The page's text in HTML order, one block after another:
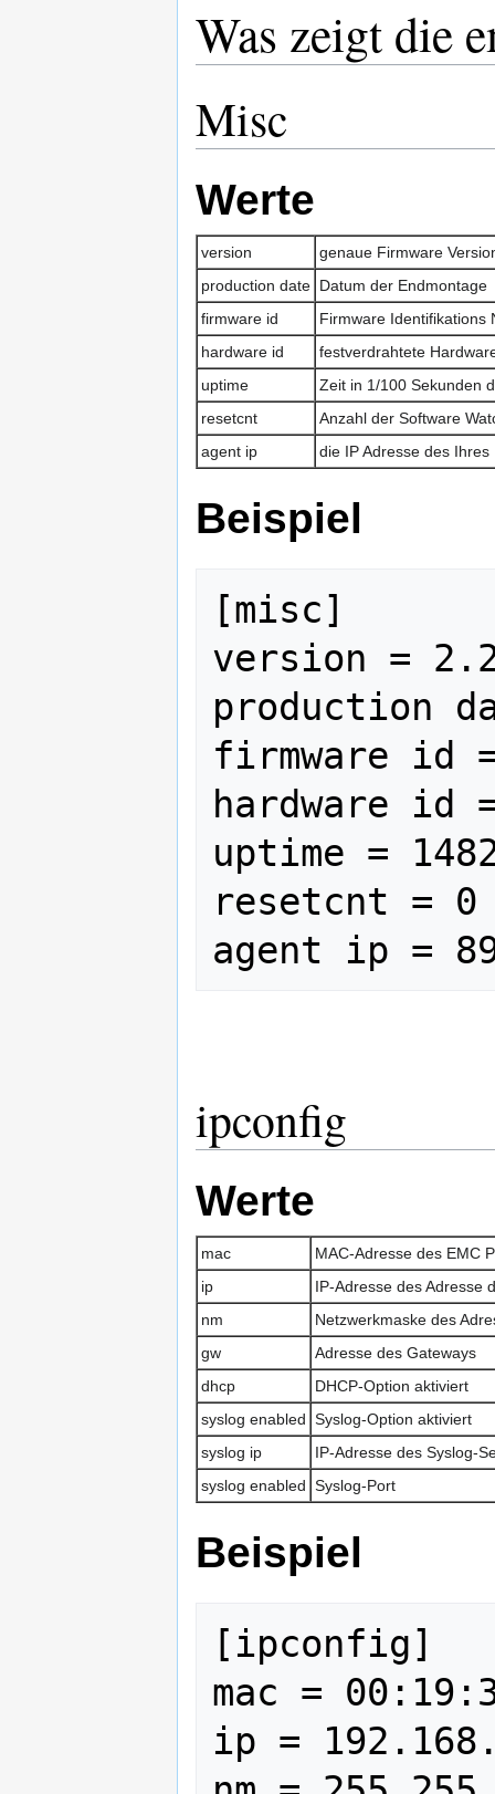
Was zeigt die
Misc
Werte
version
genaue Firmware
production date Datum der Endmontage
firmware id
Firmware Identifikations
hardware id
festverdrahtete
uptime
Zeit in 1/100 Sekunden
resetcnt
Anzahl der Software
agent ip
die IP Adresse des Ihres
Beispiel
[misc]
version =
production
firmware id
hardware id
uptime =
resetcnt = 0
ipconfig
Werte
mac
MAC-Adresse des EMC
ip
IP-Adresse des Adresse
nm
Netzwerkmaske des
gw
Adresse des Gateways
dhcp
DHCP-Option aktiviert
syslog enabled Syslog-Option aktiviert
syslog ip
IP-Adresse des Syslog-
syslog enabled Syslog-Port
Beispiel
[ipconfig]
mac =
ip =